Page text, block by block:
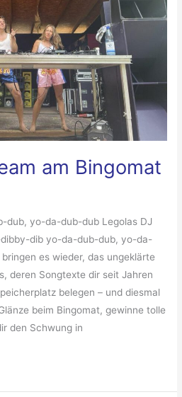
am Bingomat
dub, yo-da-dub-dub Legolas DJ
dib yo-da-dub-dub, yo-da-
es wieder, das ungeklärte
deren Songtexte dir seit Jahren
belegen – und diesmal
beim Bingomat, gewinne tolle
den Schwung in